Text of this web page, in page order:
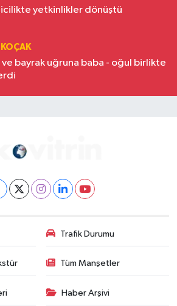
yetkinlikler dönüştü
ve bayrak uğruna baba - oğul birlikte
Trafik Durumu
Tüm Manşetler
Haber Arşivi